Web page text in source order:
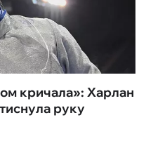
кричала»: Харлан
руку